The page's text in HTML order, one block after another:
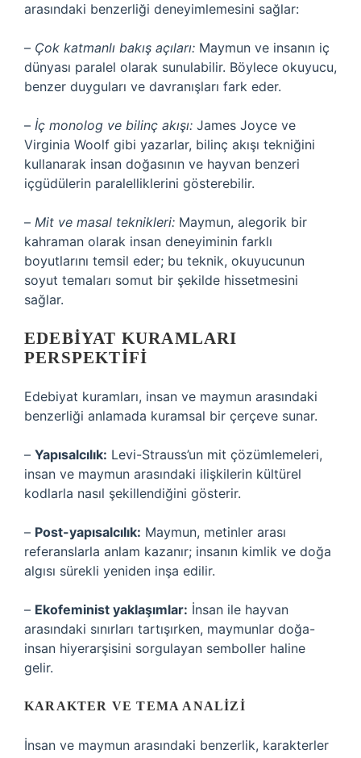
arasındaki benzerliği deneyimlemesini sağlar:
– Çok katmanlı bakış açıları: Maymun ve insanın iç
dünyası paralel olarak sunulabilir. Böylece okuyucu,
benzer duyguları ve davranışları fark eder.
– İç monolog ve bilinç akışı: James Joyce ve
Virginia Woolf gibi yazarlar, bilinç akışı tekniğini
kullanarak insan doğasının ve hayvan benzeri
içgüdülerin paralelliklerini gösterebilir.
– Mit ve masal teknikleri: Maymun, alegorik bir
kahraman olarak insan deneyiminin farklı
boyutlarını temsil eder; bu teknik, okuyucunun
soyut temaları somut bir şekilde hissetmesini
sağlar.
EDEBIYAT KURAMLARI
PERSPEKTIFI
Edebiyat kuramları, insan ve maymun arasındaki
benzerliği anlamada kuramsal bir çerçeve sunar.
– Yapısalcılık: Levi-Strauss’un mit çözümlemeleri,
insan ve maymun arasındaki ilişkilerin kültürel
kodlarla nasıl şekillendiğini gösterir.
– Post-yapısalcılık: Maymun, metinler arası
referanslarla anlam kazanır; insanın kimlik ve doğa
algısı sürekli yeniden inşa edilir.
– Ekofeminist yaklaşımlar: İnsan ile hayvan
arasındaki sınırları tartışırken, maymunlar doğa-
insan hiyerarşisini sorgulayan semboller haline
gelir.
KARAKTER VE TEMA ANALIZI
İnsan ve maymun arasındaki benzerlik, karakterler